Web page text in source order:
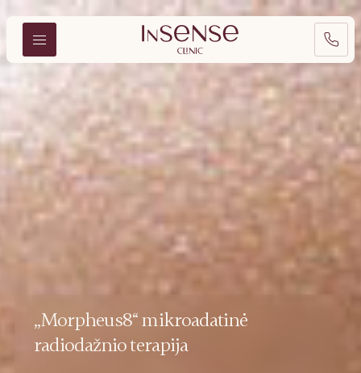
„Morpheus8“ mikroadatinė
radiodažnio terapija